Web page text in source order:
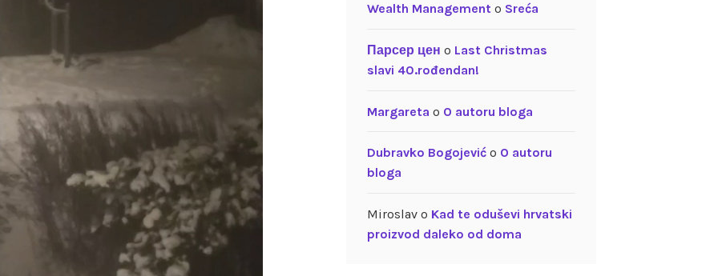
Wealth Managemento Sreća
Парсер цен o Last Christmas
slavi 40.rođendan!
Margareta o O autoru bloga
Dubravko Bogojevićo O autoru
bloga
Miroslavo Kad te oduševi hrvatski
proizvod daleko od doma